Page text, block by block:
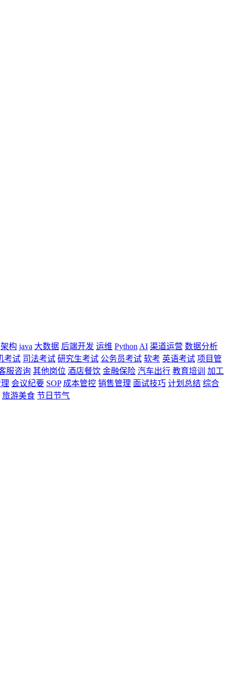
架构 java 大数据 后端开发 运维 Python AI 渠道运营 数据分析
考试 司法考试 研究生考试 公务员考试 软考 英语考试 项目管
服咨询 其他岗位 酒店餐饮 金融保险 汽车出行 教育培训
加工
会议纪要 SOP 成本管控 销售管理 面试技巧 计划总结 综合
旅游美食 节日节气